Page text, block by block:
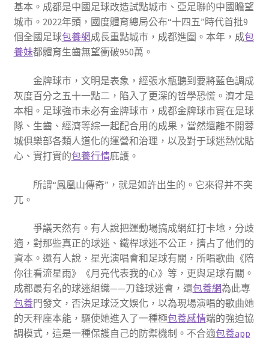
基本。成都是中國足球改造試點城市、亞足聯的中國瞻望
城市。2022年頭，國度體育總局公布“十四五”時代首批9
個全國足球包養網成長重點城市，成都進圍。本年，成包
養妹都體育生齒無望衝破950萬。
金牌球市，文明是表象，經張水瓶聽到要將藍色調成
灰度百分之五十一點二，陷入了更深的哲學恐慌。濟才是
本相。足球強市未必有金牌球市，成都金牌球市實在是球
隊、生齒、經濟等綜一起配合用的成果，當然還離不開蓉
城俱樂部各類人道化的運營和治理，以及對于球迷熱忱貼
心、實打實的包養行情庇護。
所謂“鳳凰山傳奇”，就是如許出生的。它來得并不突
兀。
爭議天然有。有人說把運動場搞成網紅打卡地，分歧
適，對那些真正的球迷、鐵桿球迷不公正，擠占了他們的
資本。還有人說，星光演唱會和足球有關，所唱歌曲《陪
你往看流星雨》《月亮代表我的心》等，更與足球有關。
成都最有名的球迷組織——刀鋒球迷會，還包養網為此專
包養門發文，否決足球泛文娛化，以為現場演唱的歌曲她
的天秤座本能，驅使她進入了一種極包養感情端的強迫協
調模式，這是一種保護自己的防禦機制。不合適包養app